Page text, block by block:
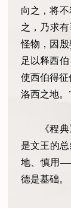
向之，将
之，乃求
怪物，因
足以释西
使西伯得征
洛西之地。
《程
是文王的
地、慎用
德是基础。